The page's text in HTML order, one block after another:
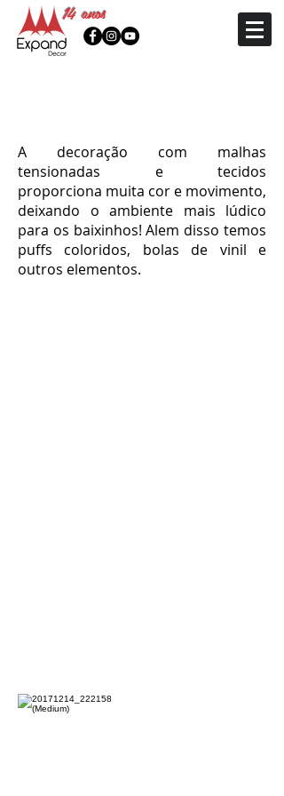
14 anos
A decoração com malhas
tensionadas e tecidos
proporciona muita cor e movimento,
deixando o ambiente mais lúdico
para os baixinhos! Alem disso temos
puffs coloridos, bolas de vinil e
outros elementos.